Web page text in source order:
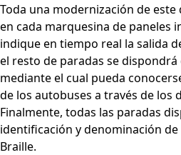
Toda una modernización de
en cada marquesina de paneles
indique en tiempo real la salida
el resto de paradas se dispondrá
mediante el cual pueda
de los autobuses a través de los
Finalmente, todas las paradas
identificación y denominación
Braille.